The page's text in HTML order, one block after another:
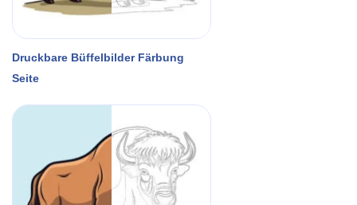
Druckbare Büffelbilder Färbung
Seite